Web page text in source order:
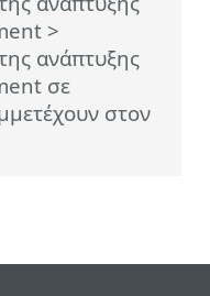
>
ανάπτυξης
σε
στον